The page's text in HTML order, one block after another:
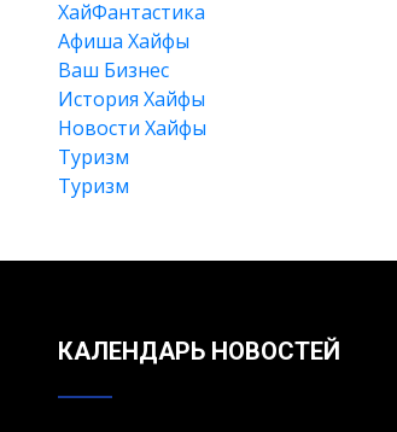
XайФантастика
Афиша Хайфы
Ваш Бизнес
История Хайфы
Новости Хайфы
Туризм
Туризм
КАЛЕНДАРЬ НОВОСТЕЙ